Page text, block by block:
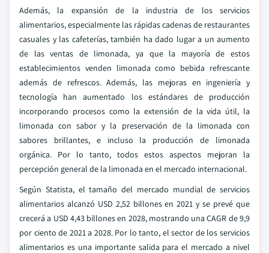
Además, la expansión de la industria de los servicios
alimentarios, especialmente las rápidas cadenas de restaurantes
casuales y las cafeterías, también ha dado lugar a un aumento
de las ventas de limonada, ya que la mayoría de estos
establecimientos venden limonada como bebida refrescante
además de refrescos. Además, las mejoras en ingeniería y
tecnología han aumentado los estándares de producción
incorporando procesos como la extensión de la vida útil, la
limonada con sabor y la preservación de la limonada con
sabores brillantes, e incluso la producción de limonada
orgánica. Por lo tanto, todos estos aspectos mejoran la
percepción general de la limonada en el mercado internacional.
Según Statista, el tamaño del mercado mundial de servicios
alimentarios alcanzó USD 2,52 billones en 2021 y se prevé que
crecerá a USD 4,43 billones en 2028, mostrando una CAGR de 9,9
por ciento de 2021 a 2028. Por lo tanto, el sector de los servicios
alimentarios es una importante salida para el mercado a nivel